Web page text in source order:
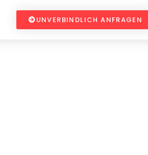
UNVERBINDLICH ANFRAGEN